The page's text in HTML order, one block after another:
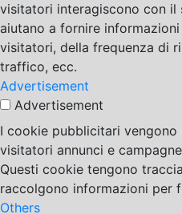
visitatori interagiscono con il
aiutano a fornire
visitatori, della frequenza di
traffico, ecc.
Advertisement
Advertisement
I cookie pubblicitari
visitatori annunci e
Questi cookie tengono
raccolgono informazioni per
Others